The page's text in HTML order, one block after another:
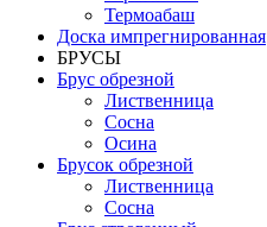
Термоабаш
Доска импрегнированная
БРУСЫ
Брус обрезной
Лиственница
Сосна
Осина
Брусок обрезной
Лиственница
Сосна